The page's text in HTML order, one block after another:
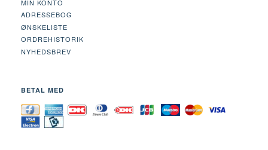
ADRESSEBOG
ØNSKELISTE
ORDREHISTORIK
NYHEDSBREV
BETAL MED